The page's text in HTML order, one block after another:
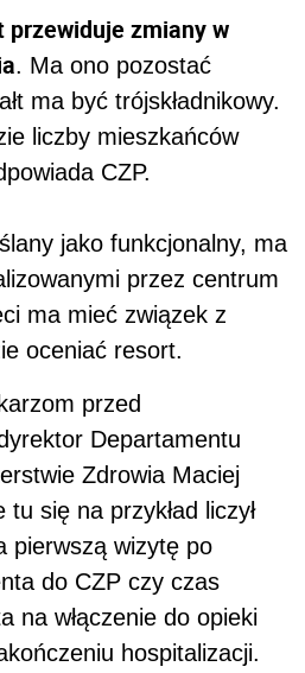
przewiduje zmiany w
. Ma ono pozostać
ma być trójskładnikowy.
liczby mieszkańców
CZP.
jako funkcjonalny, ma
przez centrum
ma mieć związek z
oceniać resort.
przed
Departamentu
Zdrowia Maciej
się na przykład liczył
pierwszą wizytę po
do CZP czy czas
na włączenie do opieki
hospitalizacji.